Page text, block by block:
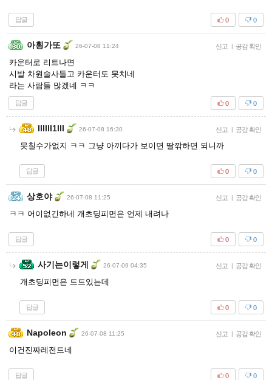
답글 0
0
아힁가또 26-07-08 11:24 신고 공감 확인
카운터로 리트나면
시발 차원술사들고 카운터도 못치네
라는 사람들 많겠네 ㅋㅋ
답글 0
0
Illlll1lll 26-07-08 16:30 신고 공감 확인
못칠수가없지 ㅋㅋ 그냥 아끼다가 보이면 딸깎하면 되니까
답글 0
0
상호야 26-07-08 11:25 신고 공감 확인
ㅋㅋ 어이없긴하네 개초딩피면은 언제 내려나
답글 0
0
사기는이렇게 26-07-09 04:35 신고 공감 확인
개초딩피면은 드드있는데
답글 0
0
Napoleon 26-07-08 11:25 신고 공감 확인
이건진짜레전드네
답글 0
0